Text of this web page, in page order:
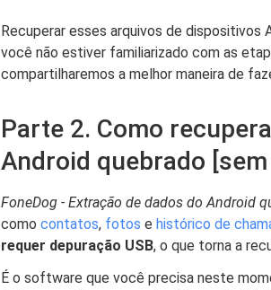
Recuperar esses arquivos de
você não estiver familiarizado com as
compartilharemos a melhor maneira de
Parte 2. Como
Android quebrado [sem
FoneDog - Extração de dados do Android
como contatos, fotos e histórico de
requer depuração USB, o que torna a
É o software que você precisa neste